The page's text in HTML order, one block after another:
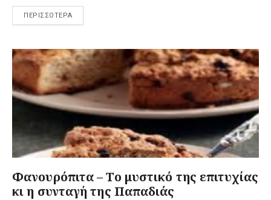
ΠΕΡΙΣΣΟΤΕΡΑ
Φανουρόπιτα – Το μυστικό της επιτυχίας
κι η συνταγή της Παπαδιάς